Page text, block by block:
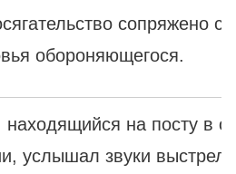
сопряжено
обороняющегося.
находящийся на посту в
услышал звуки